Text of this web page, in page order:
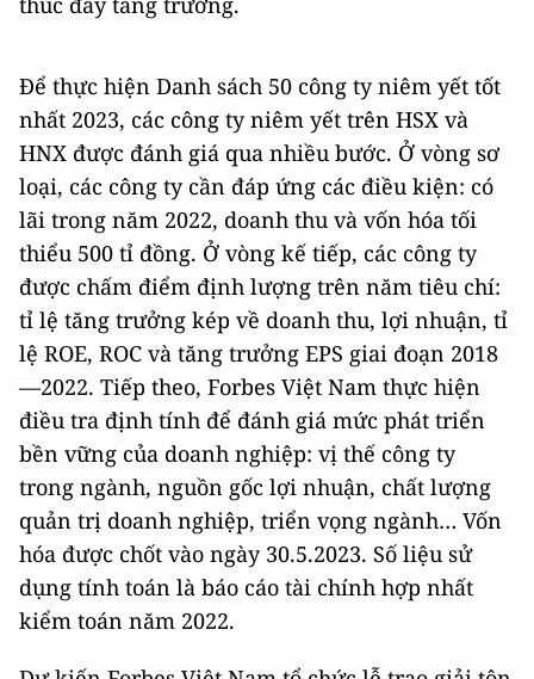
Để thực hiện Danh sách 50 công ty niêm yết tốt
nhất 2023, các công ty niêm yết trên HSX và
HNX được đánh giá qua nhiều bước. Ở vòng sơ
loại, các công ty cần đáp ứng các điều kiện: có
lãi trong năm 2022, doanh thu và vốn hóa tối
thiểu 500 tỉ đồng. Ở vòng kế tiếp, các công ty
được chấm điểm định lượng trên năm tiêu chí:
tỉ lệ tăng trưởng kép về doanh thu, lợi nhuận, tỉ
lệ ROE, ROC và tăng trưởng EPS giai đoạn 2018
—2022. Tiếp theo, Forbes Việt Nam thực hiện
điều tra định tính để đánh giá mức phát triển
bền vững của doanh nghiệp: vị thế công ty
trong ngành, nguồn gốc lợi nhuận, chất lượng
quản trị doanh nghiệp, triển vọng ngành… Vốn
hóa được chốt vào ngày 30.5.2023. Số liệu sử
dụng tính toán là báo cáo tài chính hợp nhất
kiểm toán năm 2022.